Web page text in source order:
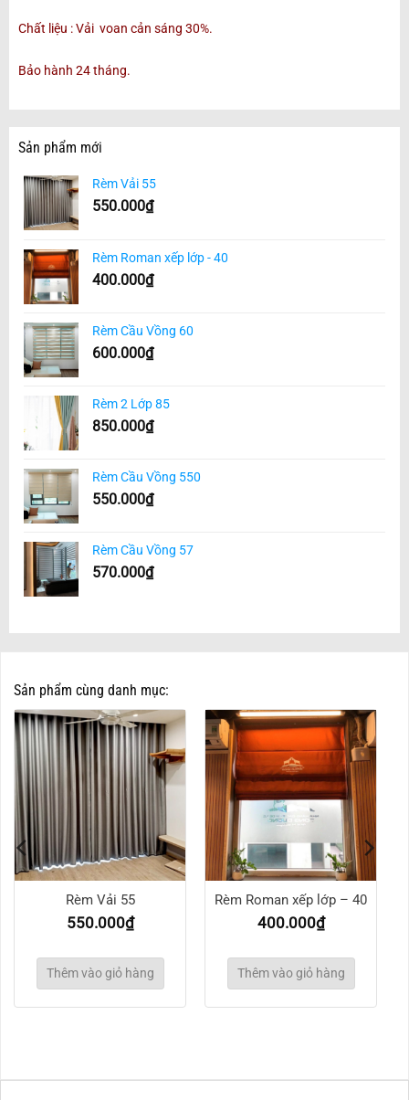
Chất liệu : Vải voan cản sáng 30%.
Bảo hành 24 tháng.
Sản phẩm mới
Rèm Vải 55
550.000₫
Rèm Roman xếp lớp - 40
400.000₫
Rèm Cầu Vồng 60
600.000₫
Rèm 2 Lớp 85
850.000₫
Rèm Cầu Vồng 550
550.000₫
Rèm Cầu Vồng 57
570.000₫
Sản phẩm cùng danh mục:
Rèm Vải 55
550.000₫
Thêm vào giỏ hàng
Rèm Roman xếp lớp – 40
400.000₫
Thêm vào giỏ hàng